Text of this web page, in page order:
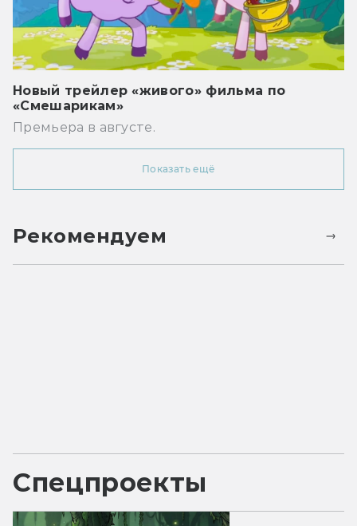
Новый трейлер «живого» фильма по
«Смешарикам»
Премьера в августе.
Показать ещё
Рекомендуем
Спецпроекты